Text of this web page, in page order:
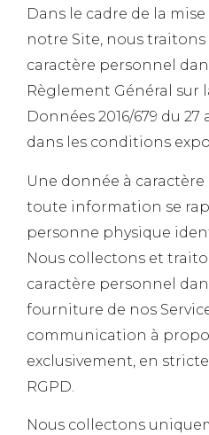
Dans le cadre de la
notre Site, nous traitons
caractère personnel
Règlement Général sur
Données 2016/679 du 27
dans les conditions
Une donnée à
toute information se
personne physique
Nous collectons et
caractère personnel
fourniture de nos
communication à
exclusivement, en
RGPD.
Nous collectons